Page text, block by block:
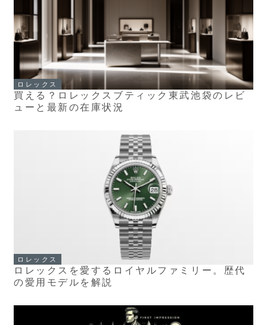
ロレックス
買える？ロレックスブティック東武池袋のレビ
ューと最新の在庫状況
ロレックス
ロレックスを愛するロイヤルファミリー。歴代
の愛用モデルを解説